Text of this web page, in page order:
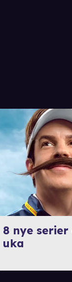
8 nye
uka